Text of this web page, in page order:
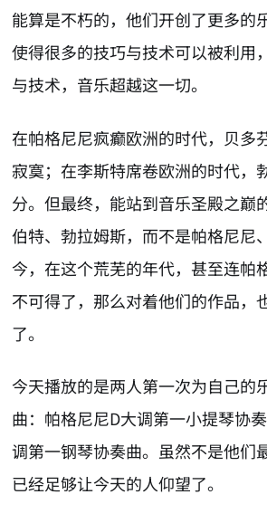
能算是不朽的，他们开创了更多的
使得很多的技巧与技术可以被利用
与技术，音乐超越这一切。
在帕格尼尼疯癫欧洲的时代，贝多
寂寞；在李斯特席卷欧洲的时代，
分。但最终，能站到音乐圣殿之巅
伯特、勃拉姆斯，而不是帕格尼尼
今，在这个荒芜的年代，甚至连帕
不可得了，那么对着他们的作品，
了。
今天播放的是两人第一次为自己的
曲：帕格尼尼D大调第一小提琴协
调第一钢琴协奏曲。虽然不是他们
已经足够让今天的人仰望了。